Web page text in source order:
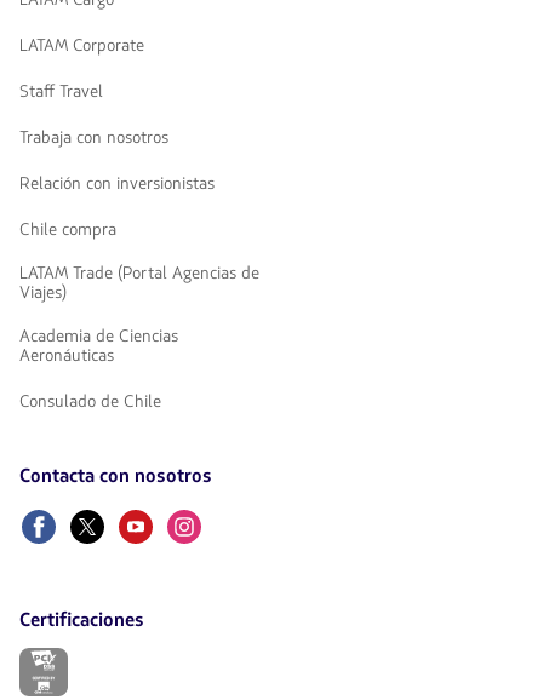
LATAM Corporate
Staff Travel
Trabaja con nosotros
Relación con inversionistas
Chile compra
LATAM Trade (Portal Agencias de
Viajes)
Academia de Ciencias
Aeronáuticas
Consulado de Chile
Contacta con nosotros
FacebookTwitterYoutubeInstagram
Certificaciones
El